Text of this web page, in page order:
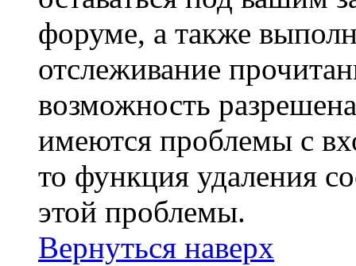
форуме, а также
отслеживание
возможность
имеются проблемы с
то функция удаления
этой проблемы.
Вернуться наверх